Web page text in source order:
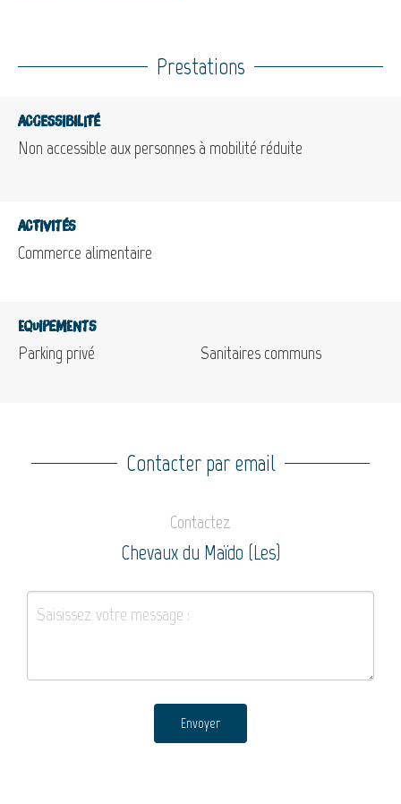
Prestations
Accessibilité
Non accessible aux personnes à mobilité réduite
Activités
Commerce alimentaire
Equipements
Parking privé Sanitaires communs
Contacter par email
Contactez
Chevaux du Maïdo (Les)
Envoyer